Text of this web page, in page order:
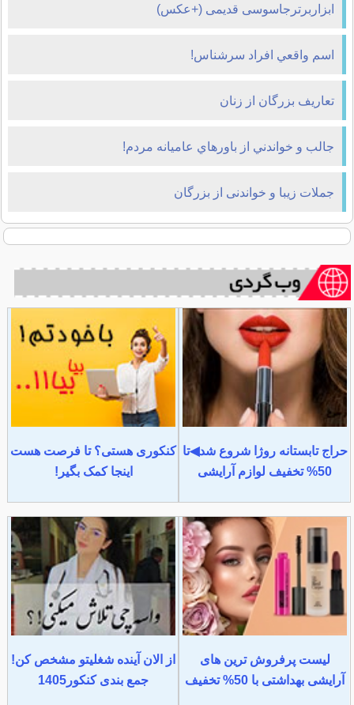
ابزاربرترجاسوسی قدیمی (+عکس)
اسم واقعي افراد سرشناس!
تعاریف بزرگان از زنان
جالب و خواندني از باورهاي عاميانه مردم!
جملات زیبا و خواندنی از بزرگان
حراج تابستانه روژا شروع شد◀تا
50% تخفیف لوازم آرایشی
کنکوری هستی؟ تا فرصت هست
اینجا کمک بگیر!
لیست پرفروش ترین های
آرایشی بهداشتی با 50% تخفیف
از الان آینده شغلیتو مشخص کن!
جمع بندی کنکور1405